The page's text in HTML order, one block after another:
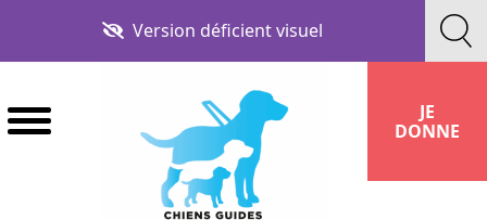
la
contenu
Version déficient visuel
JE
DONNE